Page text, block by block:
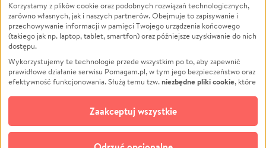
Zwierzęta
Pożar
Ukraina
Pomoc Finansowa
Projekty
Pogrzeb
Społeczność lokalna
Kultura
Powódź
Wichura
NGO
Edukacja
Podróż
Impreza
Ochrona środowiska
Biznes
Korzystamy z plików cookie oraz podobnych rozwiązań technologicznych,
zarówno własnych, jak i naszych partnerów. Obejmuje to zapisywanie i
przechowywanie informacji w pamięci Twojego urządzenia końcowego
(takiego jak np. laptop, tablet, smartfon) oraz późniejsze uzyskiwanie do nich
dostępu.
Wykorzystujemy te technologie przede wszystkim po to, aby zapewnić
prawidłowe działanie serwisu Pomagam.pl, w tym jego bezpieczeństwo oraz
efektywność funkcjonowania. Służą temu tzw.niezbędne pliki cookie, które
opcjonalnych plików cookie
technologii do celów analitycznych i retargetingowych. Możesz wyrazić
zgodę na ich stosowanie lub jej odmówić. W dowolnym momencie masz
możliwość zmiany swoich preferencji na stronie „Zarządzaj zgodami cookie”,
Zaakceptuj wszystkie